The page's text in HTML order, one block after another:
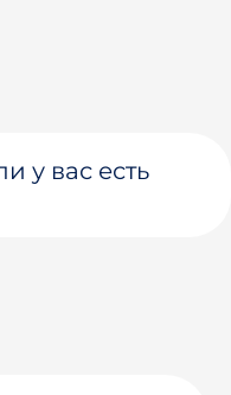
у вас есть